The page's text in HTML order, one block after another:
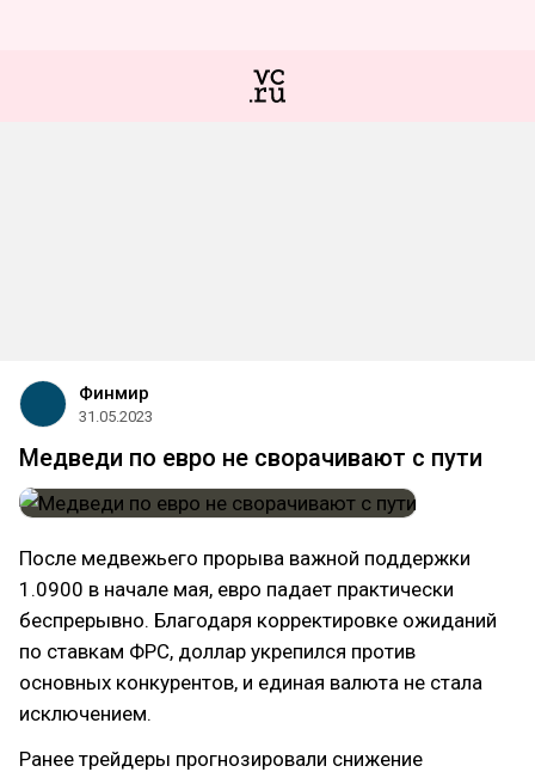
Финмир
31.05.2023
Медведи по евро не сворачивают с пути
После медвежьего прорыва важной поддержки
1.0900 в начале мая, евро падает практически
беспрерывно. Благодаря корректировке ожиданий
по ставкам ФРС, доллар укрепился против
основных конкурентов, и единая валюта не стала
исключением.
Ранее трейдеры прогнозировали снижение